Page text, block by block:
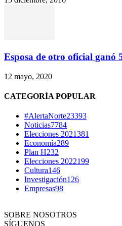
Esposa de otro oficial ganó
12 mayo, 2020
CATEGORÍA POPULAR
#AlertaNorte23393
Noticias7784
Elecciones 2021381
Economía289
Plan H232
Elecciones 2022199
Cultura146
Investigación126
Empresas98
SOBRE NOSOTROS
SÍGUENOS